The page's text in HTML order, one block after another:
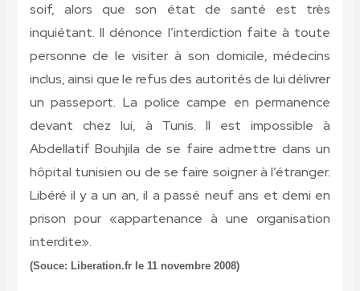
soif, alors que son état de santé est très
inquiétant. Il dénonce l’interdiction faite à toute
personne de le visiter à son domicile, médecins
inclus, ainsi que le refus des autorités de lui délivrer
un passeport. La police campe en permanence
devant chez lui, à Tunis. Il est impossible à
Abdellatif Bouhjila de se faire admettre dans un
hôpital tunisien ou de se faire soigner à l’étranger.
Libéré il y a un an, il a passé neuf ans et demi en
prison pour «appartenance à une organisation
interdite».
(Souce: Liberation.fr le 11 novembre 2008)